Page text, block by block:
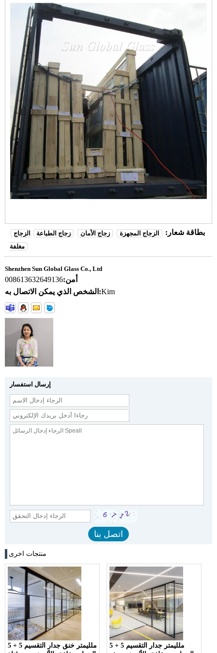
بطاقة شعار: الزجاج المجهزة زجاج الأمان زجاج الطباعة
الزجاج
مغلفة
Shenzhen Sun Global Glass Co., Ltd
أمن:008613632649136
الشخص الذي يمكن الاتصال به:Kim
إرسال استفسار
منتجات اخرى
5 + 5 ملليمتر خنق جدار التقسيم
5 + 5 ملليمتر جدار التقسيم